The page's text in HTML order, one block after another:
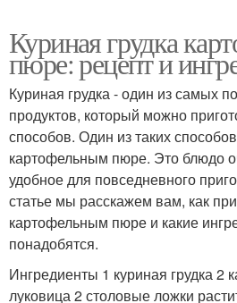
Куриная грудка
пюре: рецепт и
Куриная грудка - один из самых
продуктов, который можно
способов. Один из таких
картофельным пюре. Это блюдо
удобное для повседневного
статье мы расскажем вам, как
картофельным пюре и какие
понадобятся.
Ингредиенты 1 куриная грудка 2
луковица 2 столовые ложки